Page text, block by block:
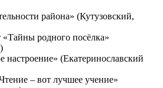
района» (Кутузовский,
родного посёлка»
(Екатеринославский
– вот лучшее учение»